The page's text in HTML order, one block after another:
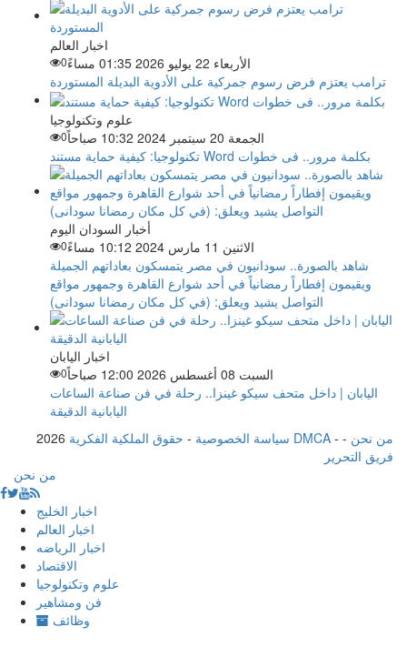
اخبار العالم
الأربعاء 22 يوليو 2026 01:35 مساءً
0
ترامب يعتزم فرض رسوم جمركية على الأدوية البديلة المستوردة
علوم وتكنولوجيا
الجمعة 20 سبتمبر 2024 10:32 صباحاً
0
تكنولوجيا: كيفية حماية مستند Word بكلمة مرور.. فى خطوات
أخبار السودان اليوم
الاثنين 11 مارس 2024 10:12 مساءً
0
شاهد بالصورة.. سودانيون في مصر يتمسكون بعاداتهم الجميلة
ويقيمون إفطاراً رمضانياً في أحد شوارع القاهرة وجمهور مواقع
التواصل يشيد ويعلق: (في كل مكان رمضانا سودانى)
اخبار اليابان
السبت 08 أغسطس 2026 12:00 صباحاً
0
اليابان | داخل متحف سيكو غينزا.. رحلة في فن صناعة الساعات
اليابانية الدقيقة
2026
سياسة الخصوصية - حقوق الملكية الفكرية DMCA - من نحن -
فريق التحرير
من نحن
اخبار الخليج
اخبار العالم
اخبار الرياضه
الاقتصاد
علوم وتكنولوجيا
فن ومشاهير
وظائف